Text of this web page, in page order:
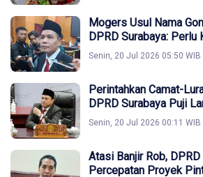
Mogers Usul Nama
DPRD Surabaya: Perlu
Senin, 20 Jul 2026 05:50 WIB
Perintahkan Camat-
DPRD Surabaya Puji
Senin, 20 Jul 2026 00:11 WIB
Atasi Banjir Rob,
Percepatan Proyek